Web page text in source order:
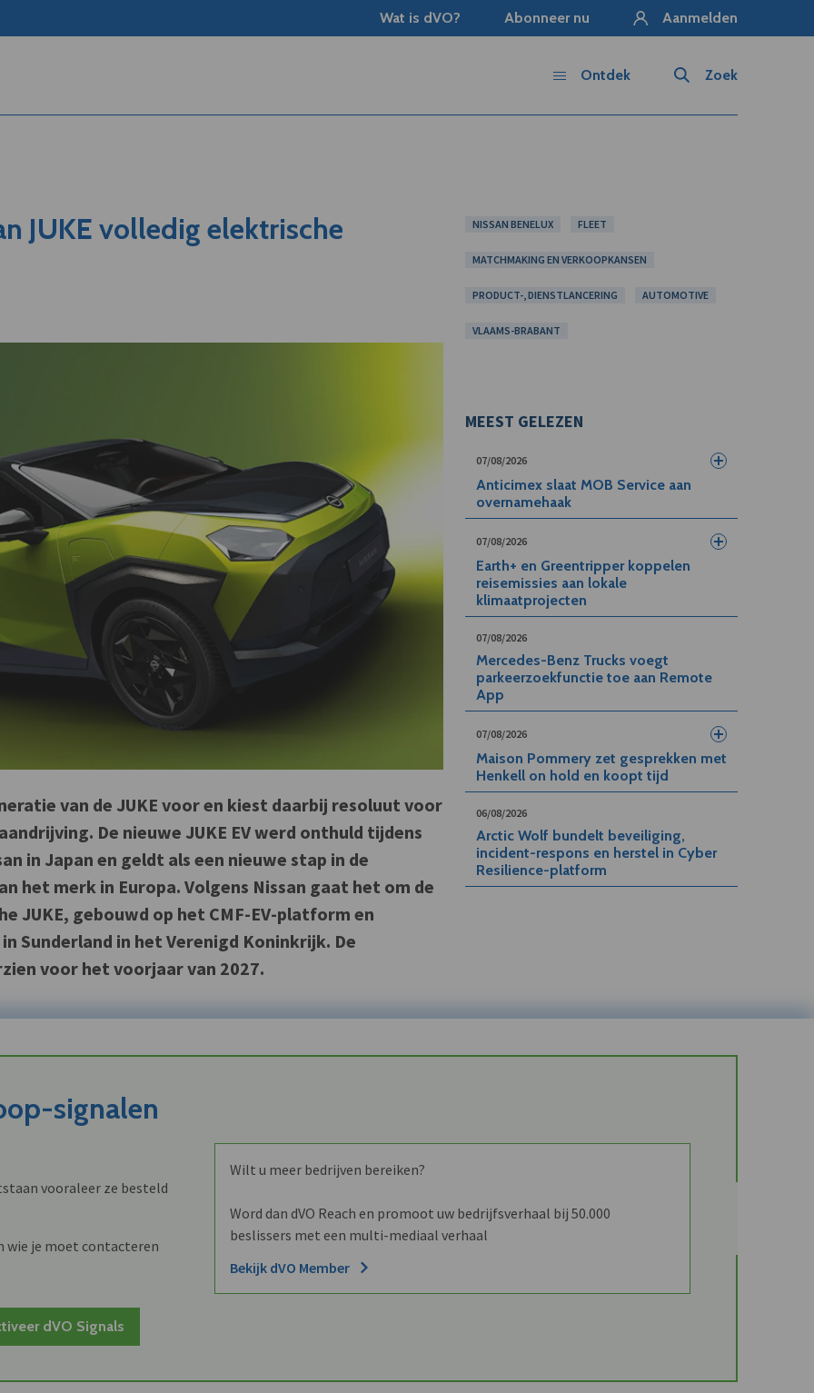
Wat is dVO? Abonneer nu Aanmelden
Zoek
Ontdek
JUKE volledig elektrische
van de JUKE voor en kiest daarbij resoluut voor
De nieuwe JUKE EV werd onthuld tijdens
in Japan en geldt als een nieuwe stap in de
het merk in Europa. Volgens Nissan gaat het om de
JUKE, gebouwd op het CMF-EV-platform en
Sunderland in het Verenigd Koninkrijk. De
voor het voorjaar van 2027.
NISSAN BENELUX FLEET
MATCHMAKING EN VERKOOPKANSEN
PRODUCT-, DIENSTLANCERING AUTOMOTIVE
VLAAMS-BRABANT
MEEST GELEZEN
07/08/2026
Anticimex slaat MOB Service aan
overnamehaak
07/08/2026
Earth+ en Greentripper koppelen
reisemissies aan lokale
klimaatprojecten
07/08/2026
Mercedes-Benz Trucks voegt
parkeerzoekfunctie toe aan Remote
App
07/08/2026
Maison Pommery zet gesprekken met
Henkell on hold en koopt tijd
06/08/2026
Arctic Wolf bundelt beveiliging,
incident-respons en herstel in Cyber
Resilience-platform
signalen
vooraleer ze besteld
wie je moet contacteren
dVO Signals
Wilt u meer bedrijven bereiken?
Word dan dVO Reach en promoot uw bedrijfsverhaal bij 50.000
beslissers met een multi-mediaal verhaal
Bekijk dVO Member